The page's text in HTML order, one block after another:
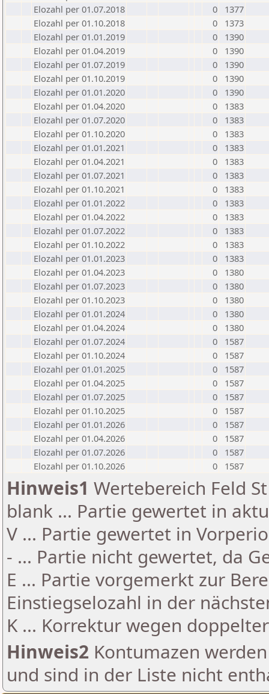
Elozahl per 01.07.2018
0
1377
Elozahl per 01.10.2018
0
1373
Elozahl per 01.01.2019
0
1390
Elozahl per 01.04.2019
0
1390
Elozahl per 01.07.2019
0
1390
Elozahl per 01.10.2019
0
1390
Elozahl per 01.01.2020
0
1390
Elozahl per 01.04.2020
0
1383
Elozahl per 01.07.2020
0
1383
Elozahl per 01.10.2020
0
1383
Elozahl per 01.01.2021
0
1383
Elozahl per 01.04.2021
0
1383
Elozahl per 01.07.2021
0
1383
Elozahl per 01.10.2021
0
1383
Elozahl per 01.01.2022
0
1383
Elozahl per 01.04.2022
0
1383
Elozahl per 01.07.2022
0
1383
Elozahl per 01.10.2022
0
1383
Elozahl per 01.01.2023
0
1383
Elozahl per 01.04.2023
0
1380
Elozahl per 01.07.2023
0
1380
Elozahl per 01.10.2023
0
1380
Elozahl per 01.01.2024
0
1380
Elozahl per 01.04.2024
0
1380
Elozahl per 01.07.2024
0
1587
Elozahl per 01.10.2024
0
1587
Elozahl per 01.01.2025
0
1587
Elozahl per 01.04.2025
0
1587
Elozahl per 01.07.2025
0
1587
Elozahl per 01.10.2025
0
1587
Elozahl per 01.01.2026
0
1587
Elozahl per 01.04.2026
0
1587
Elozahl per 01.07.2026
0
1587
Elozahl per 01.10.2026
0 1587
Hinweis1 Wertebereich Feld
blank ... Partie gewertet in
V ... Partie gewertet in
- ... Partie nicht gewertet, da
E ... Partie vorgemerkt zur
Einstiegselozahl in der
K ... Korrektur wegen
Hinweis2 Kontumazen
und sind in der Liste nicht